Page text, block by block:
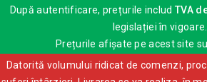
După autentificare, prețurile includTVA
legislației în vigoare.
Prețurile afișate pe acest site
Datorită volumului ridicat de comenzi,